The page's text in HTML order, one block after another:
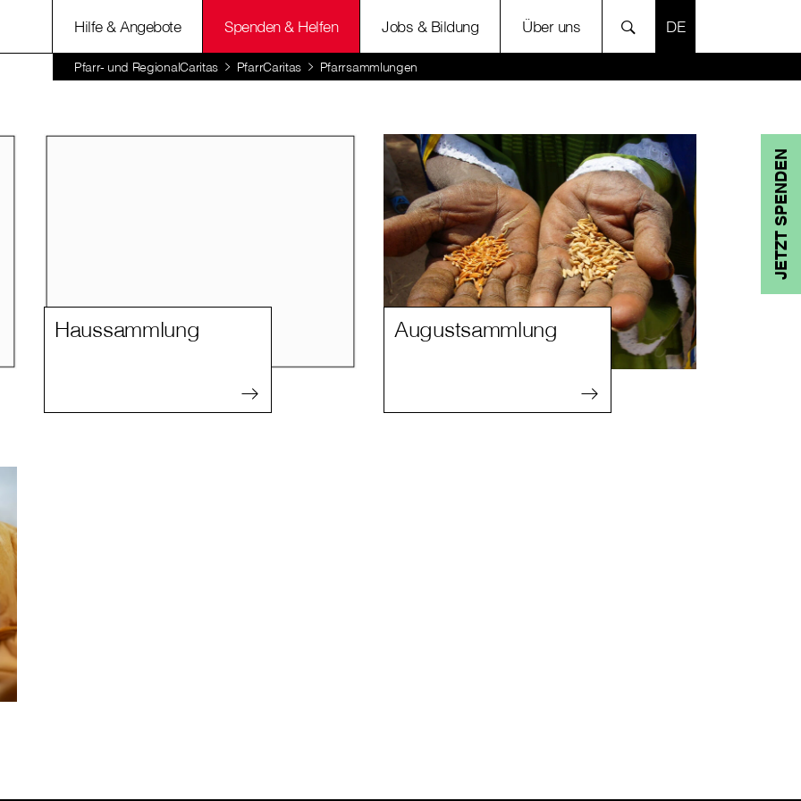
Hilfe & Angebote Spenden & Helfen Jobs & Bildung Über uns SPRACHE
Pfarr- und RegionalCaritas PfarrCaritas Pfarrsammlungen
JETZT SPENDEN
Haussammlung Augustsammlung